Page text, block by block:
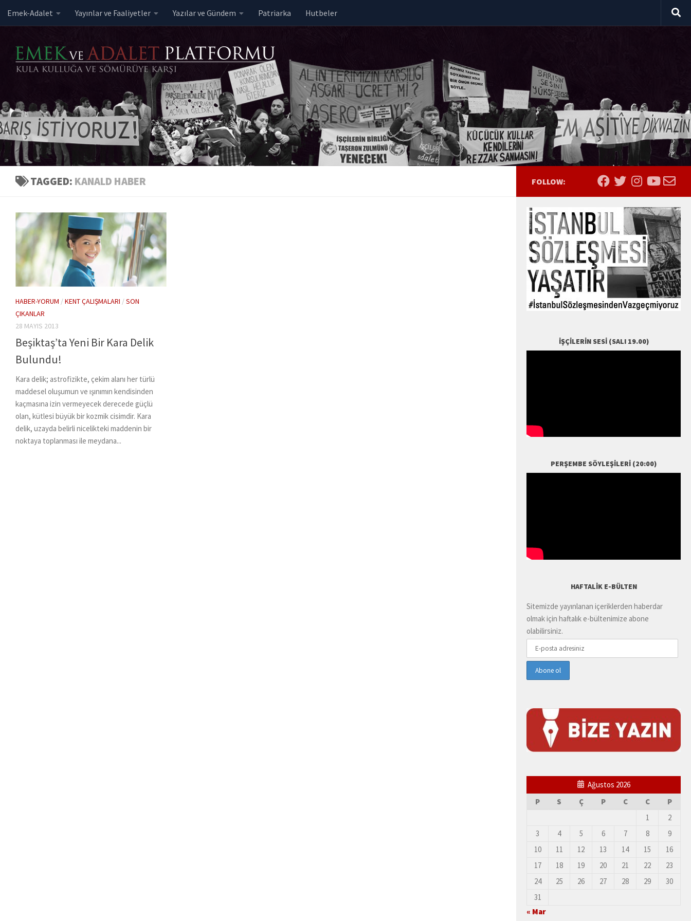
Skip to content
Emek-Adalet Yayınlar ve Faaliyetler Yazılar ve Gündem Patriarka Hutbeler
TAGGED: KANALD HABER
HABER-YORUM /KENT ÇALIŞMALARI /SON
ÇIKANLAR
28 MAYIS 2013
Beşiktaş’ta Yeni Bir Kara Delik
Bulundu!
Kara delik; astrofizikte, çekim alanı her türlü
maddesel oluşumun ve ışınımın kendisinden
kaçmasına izin vermeyecek derecede güçlü
olan, kütlesi büyük bir kozmik cisimdir. Kara
delik, uzayda belirli nicelikteki maddenin bir
noktaya toplanması ile meydana...
FOLLOW:
İŞÇILERIN SESI (SALI 19.00)
PERŞEMBE SÖYLEŞILERI (20:00)
HAFTALIK E-BÜLTEN
Sitemizde yayınlanan içeriklerden haberdar
olmak için haftalık e-bültenimize abone
olabilirsiniz.
Ağustos 2026
P
S Ç P C C
P
1
2
3
4 5 6 7 8
9
10
11 12 13 14 15
16
17
18 19 20 21 22
23
24
25 26 27 28 29
30
31
« Mar